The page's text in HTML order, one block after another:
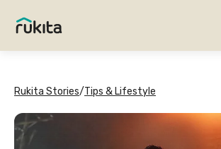
Rukita Stories/Tips & Lifestyle